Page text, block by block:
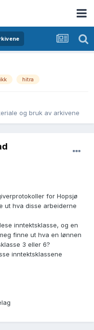
hitra
og bruk av arkivene
for Hopsjø
ut hva disse arbeiderne
inntektsklasse, og en
finne ut hva en lønnen
3 eller 6?
inntektsklassene